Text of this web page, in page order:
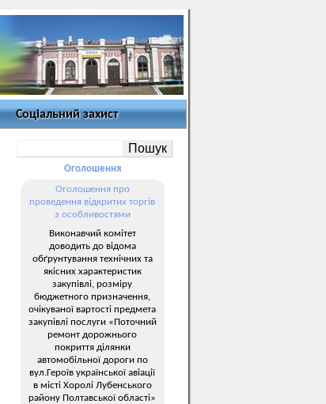
Соціальний захист
Оголошення
Оголошення про
проведення відкритих торгів
з особливостями
Виконавчий комітет
доводить до відома
обґрунтування технічних та
якісних характеристик
закупівлі, розміру
бюджетного призначення,
очікуваної вартості предмета
закупівлі послуги «Поточний
ремонт дорожнього
покриття ділянки
автомобільної дороги по
вул.Героїв української авіації
в місті Хоролі Лубенського
району Полтавської області»